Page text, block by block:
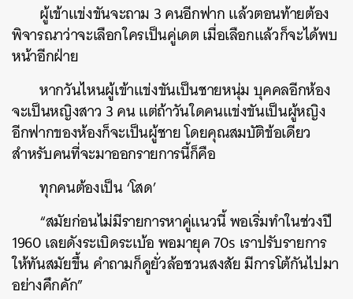
ผู้เข้าแข่งขันจะถาม 3 คนอีกฟาก แล้วตอนท้ายต้อง
พิจารณาว่าจะเลือกใครเป็นคู่เดต เมื่อเลือกแล้วก็จะได้พบ
หน้าอีกฝ่าย
หากวันไหนผู้เข้าแข่งขันเป็นชายหนุ่ม บุคคลอีกห้อง
จะเป็นหญิงสาว 3 คน แต่ถ้าวันใดคนแข่งขันเป็นผู้หญิง
อีกฟากของห้องก็จะเป็นผู้ชาย โดยคุณสมบัติข้อเดียว
สำหรับคนที่จะมาออกรายการนี้ก็คือ
ทุกคนต้องเป็น ‘โสด’
“สมัยก่อนไม่มีรายการหาคู่แนวนี้ พอเริ่มทำในช่วงปี
1960 เลยดังระเบิดระเบ้อ พอมายุค 70s เราปรับรายการ
ให้ทันสมัยขึ้น คำถามก็ดูยั่วล้อชวนสงสัย มีการโต้กันไปมา
อย่างคึกคัก”